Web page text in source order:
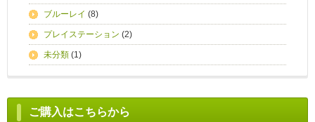
ブルーレイ (8)
プレイステーション (2)
未分類 (1)
ご購入はこちらから